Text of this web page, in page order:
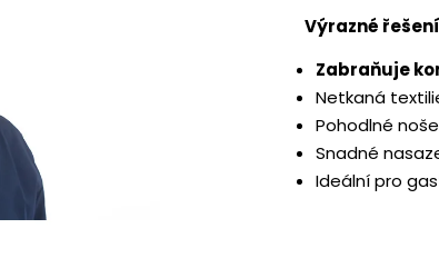
Výrazné
Zabraňuje
Netkaná
Pohodlné
Snadné
Ideální pro